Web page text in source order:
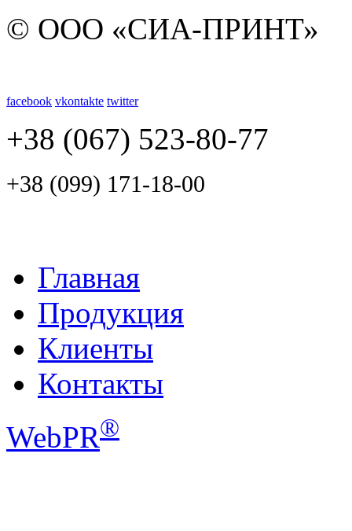
© ООО «СИА-ПРИНТ»
facebook vkontakte twitter
+38 (067) 523-80-77
+38 (099) 171-18-00
Главная
Продукция
Клиенты
Контакты
WebPR®